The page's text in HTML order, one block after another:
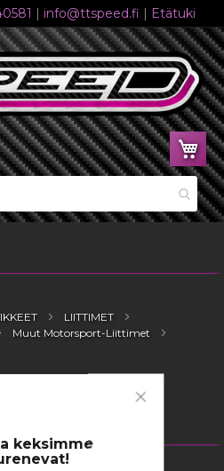
keksimme
| info@ttspeed.fi | Etätuki
LIITTIMET
Muut Motorsport-Liittimet